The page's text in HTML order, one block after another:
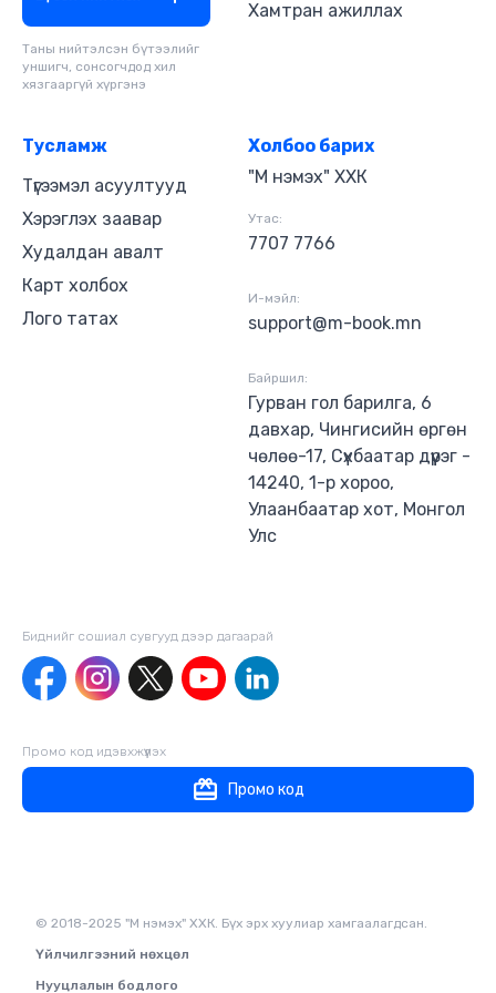
СТА Б.Цэвэлмаа Дууны найруулагч: СТА
Д.Сарантуяа
Таны нийтэлсэн бүтээлийг
уншигч, сонсогчдод хил
хязгааргүй хүргэнэ
Хамтран ажиллах
Тусламж
Түгээмэл асуултууд
Хэрэглэх заавар
Худалдан авалт
Карт холбох
Лого татах
Холбоо барих
"М нэмэх" ХХК
Утас:
7707 7766
И-мэйл:
support@m-book.mn
Байршил:
Гурван гол барилга, 6
давхар, Чингисийн өргөн
чөлөө-17, Сүхбаатар дүүрэг -
14240, 1-р хороо,
Улаанбаатар хот, Монгол
Улс
Биднийг сошиал сувгууд дээр дагаaрай
Промо код идэвхжүүлэх
Промо код
© 2018-2025 "М нэмэх" ХХК. Бүх эрх хуулиар хамгаалагдсан.
Үйлчилгээний нөхцөл
Нууцлалын бодлого